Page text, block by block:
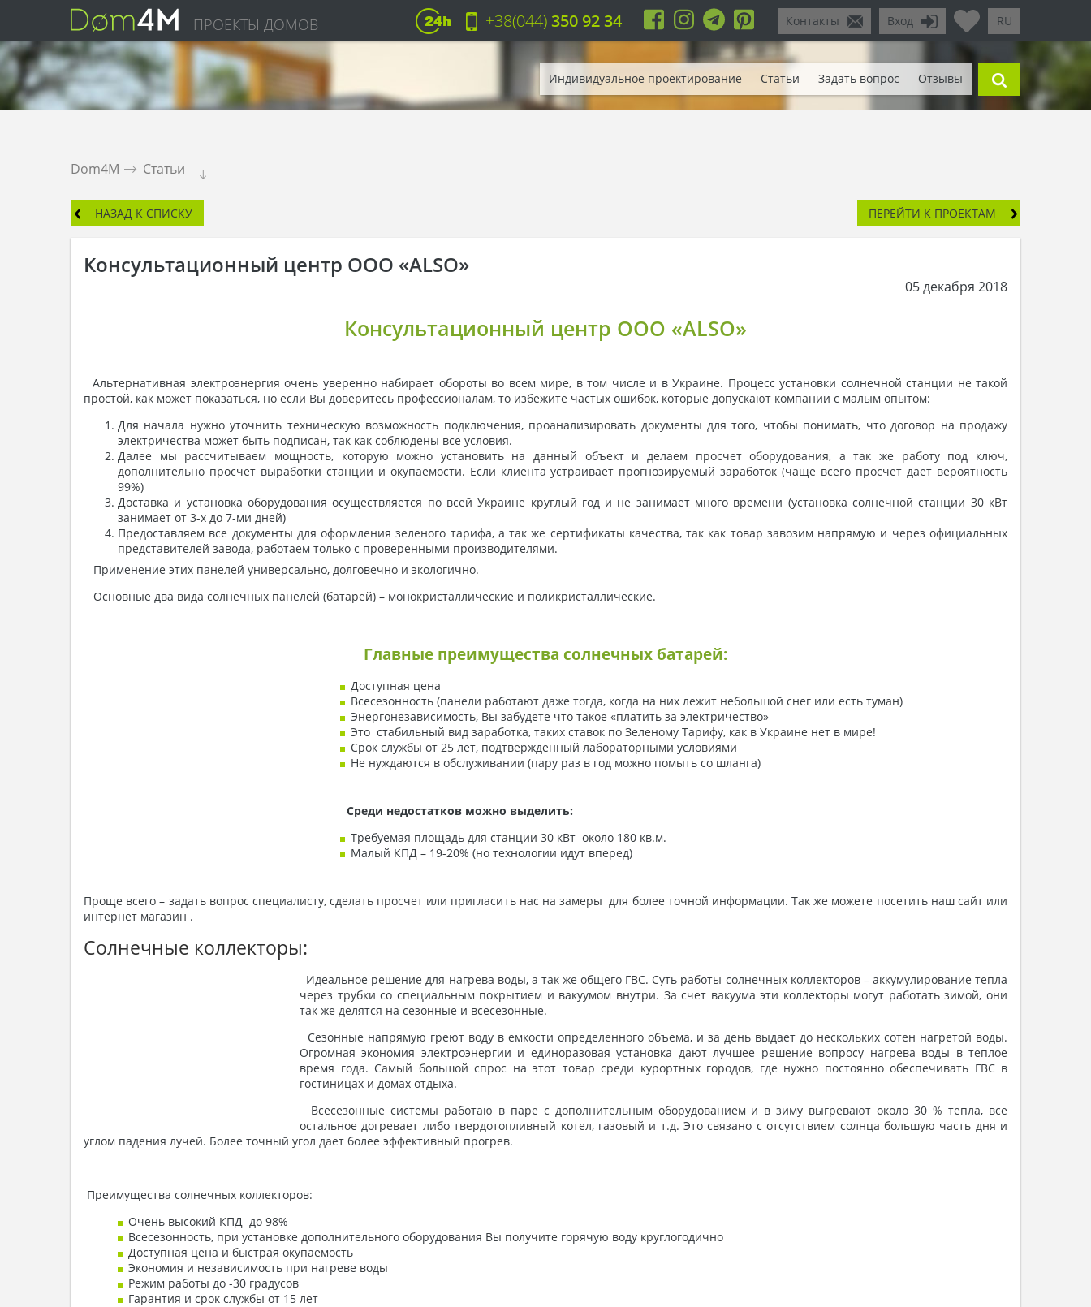
ПРОЕКТЫ ДОМОВ RU
Вход
Контакты
+38(044)350 92 34
Индивидуальное проектирование Статьи Задать вопрос Отзывы
Dom4M . Статьи .
НАЗАД К СПИСКУ ПЕРЕЙТИ К ПРОЕКТАМ
Консультационный центр ООО «ALSO»
05 декабря 2018
Консультационный центр ООО «ALSO»
Альтернативная электроэнергия очень уверенно набирает обороты во всем мире, в том числе и в Украине. Процесс установки солнечной станции не такой
простой, как может показаться, но если Вы доверитесь профессионалам, то избежите частых ошибок, которые допускают компании с малым опытом:
Для начала нужно уточнить техническую возможность подключения, проанализировать документы для того, чтобы понимать, что договор на продажу
электричества может быть подписан, так как соблюдены все условия.
Далее мы рассчитываем мощность, которую можно установить на данный объект и делаем просчет оборудования, а так же работу под ключ,
дополнительно просчет выработки станции и окупаемости. Если клиента устраивает прогнозируемый заработок (чаще всего просчет дает вероятность
99%)
Доставка и установка оборудования осуществляется по всей Украине круглый год и не занимает много времени (установка солнечной станции 30 кВт
занимает от 3-х до 7-ми дней)
Предоставляем все документы для оформления зеленого тарифа, а так же сертификаты качества, так как товар завозим напрямую и через официальных
представителей завода, работаем только с проверенными производителями.
Применение этих панелей универсально, долговечно и экологично.
Основные два вида солнечных панелей (батарей) – монокристаллические и поликристаллические.
Главные преимущества солнечных батарей:
Доступная цена
Всесезонность (панели работают даже тогда, когда на них лежит небольшой снег или есть туман)
Энергонезависимость, Вы забудете что такое «платить за электричество»
Это стабильный вид заработка, таких ставок по Зеленому Тарифу, как в Украине нет в мире!
Срок службы от 25 лет, подтвержденный лабораторными условиями
Не нуждаются в обслуживании (пару раз в год можно помыть со шланга)
Среди недостатков можно выделить:
Требуемая площадь для станции 30 кВт около 180 кв.м.
Малый КПД – 19-20% (но технологии идут вперед)
Проще всего – задать вопрос специалисту, сделать просчет или пригласить нас на замеры для более точной информации. Так же можете посетить наш сайт или
интернет магазин .
Солнечные коллекторы:
Идеальное решение для нагрева воды, а так же общего ГВС. Суть работы солнечных коллекторов – аккумулирование тепла
через трубки со специальным покрытием и вакуумом внутри. За счет вакуума эти коллекторы могут работать зимой, они
так же делятся на сезонные и всесезонные.
Сезонные напрямую греют воду в емкости определенного объема, и за день выдает до нескольких сотен нагретой воды.
Огромная экономия электроэнергии и единоразовая установка дают лучшее решение вопросу нагрева воды в теплое
время года. Самый большой спрос на этот товар среди курортных городов, где нужно постоянно обеспечивать ГВС в
гостиницах и домах отдыха.
Всесезонные системы работаю в паре с дополнительным оборудованием и в зиму выгревают около 30% тепла, все
остальное догревает либо твердотопливный котел, газовый и т.д. Это связано с отсутствием солнца большую часть дня и
углом падения лучей. Более точный угол дает более эффективный прогрев.
Преимущества солнечных коллекторов:
Очень высокий КПД до 98%
Всесезонность, при установке дополнительного оборудования Вы получите горячую воду круглогодично
Доступная цена и быстрая окупаемость
Экономия и независимость при нагреве воды
Режим работы до -30 градусов
Гарантия и срок службы от 15 лет